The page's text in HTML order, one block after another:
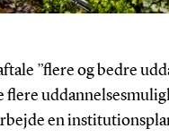
”flere og bedre
en